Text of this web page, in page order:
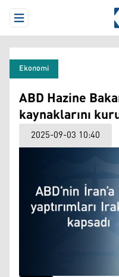
Open Menu
Ekonomi
ABD Hazine
kaynaklarını
2025-09-03 10:40